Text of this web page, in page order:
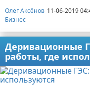
Олег Аксёнов 11-06-2019
Бизнес
Деривационные
работы, где